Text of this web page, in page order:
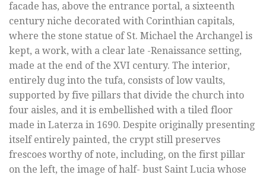
facade has, above the entrance portal, a sixteenth
century niche decorated with Corinthian capitals,
where the stone statue of St. Michael the Archangel is
kept, a work, with a clear late -Renaissance setting,
made at the end of the XVI century. The interior,
entirely dug into the tufa, consists of low vaults,
supported by five pillars that divide the church into
four aisles, and it is embellished with a tiled floor
made in Laterza in 1690. Despite originally presenting
itself entirely painted, the crypt still preserves
frescoes worthy of note, including, on the first pillar
on the left, the image of half- bust Saint Lucia whose